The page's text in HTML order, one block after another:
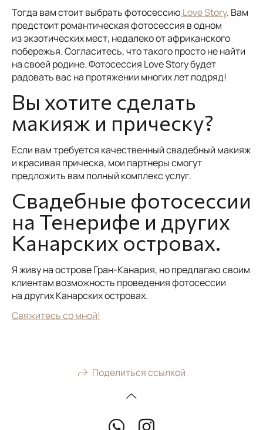
Тогда вам стоит выбрать фотосессию Love Story. Вам
предстоит романтическая фотосессия в одном
из экзотических мест, недалеко от африканского
побережья. Согласитесь, что такого просто не найти
на своей родине. Фотосессия Love Story будет
радовать вас на протяжении многих лет подряд!
Вы хотите сделать
макияж и прическу?
Если вам требуется качественный свадебный макияж
и красивая прическа, мои партнеры смогут
предложить вам полный комплекс услуг.
Свадебные фотосессии
на Тенерифе и других
Канарских островах.
Я живу на острове Гран-Канария, но предлагаю своим
клиентам возможность проведения фотосессии
на других Канарских островах.
Свяжитесь со мной!
Поделиться ссылкой